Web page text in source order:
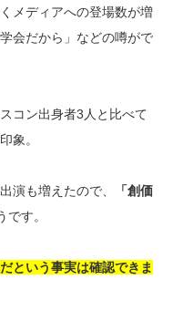
メディアへの登場数が増
会だから」などの噂がで
コン出身者3人と比べて
象。
演も増えたので、
「創価
です。
という事実は確認できま